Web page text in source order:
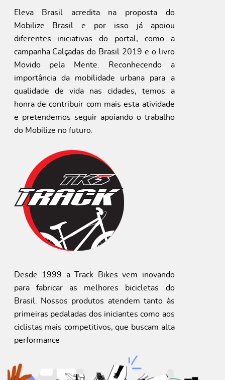
Eleva Brasil acredita na proposta do
Mobilize Brasil e por isso já apoiou
diferentes iniciativas do portal, como a
campanha Calçadas do Brasil 2019 e o livro
Movido pela Mente. Reconhecendo a
importância da mobilidade urbana para a
qualidade de vida nas cidades, temos a
honra de contribuir com mais esta atividade
e pretendemos seguir apoiando o trabalho
do Mobilize no futuro.
Desde 1999 a Track Bikes vem inovando
para fabricar as melhores bicicletas do
Brasil. Nossos produtos atendem tanto às
primeiras pedaladas dos iniciantes como aos
ciclistas mais competitivos, que buscam alta
performance